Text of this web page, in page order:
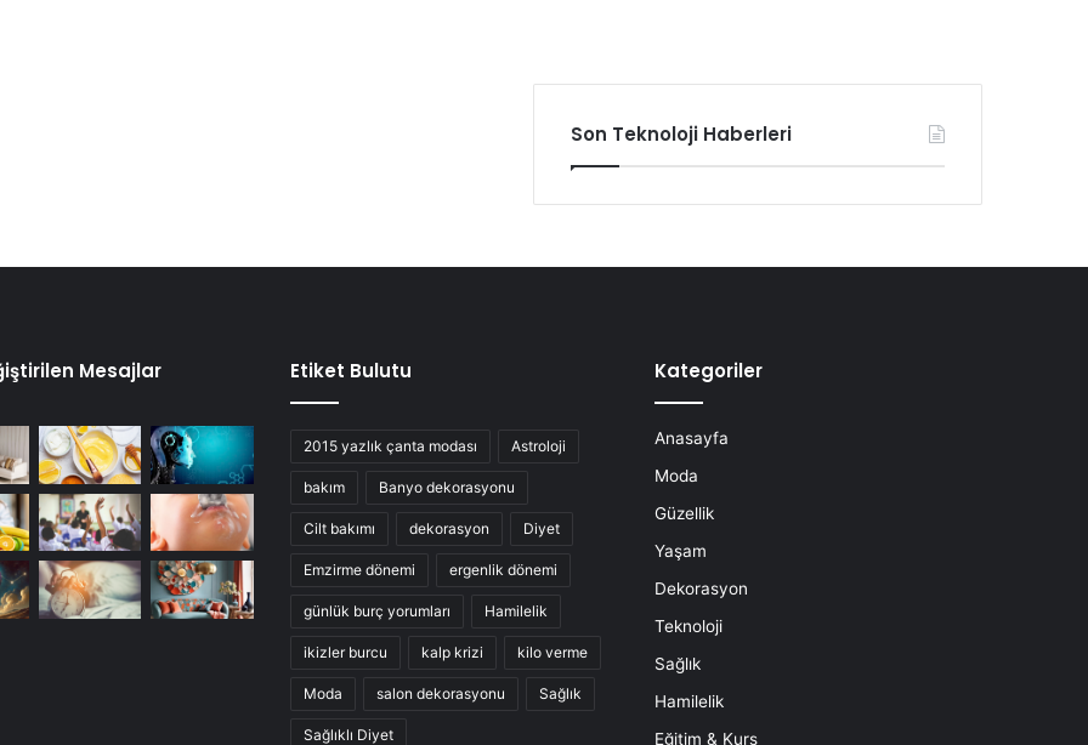
Son Teknoloji Haberleri
Mesajlar Etiket Bulutu
2015 yazlık çanta modası Astroloji
bakım Banyo dekorasyonu
Cilt bakımı dekorasyon Diyet
Emzirme dönemi ergenlik dönemi
günlük burç yorumları Hamilelik
ikizler burcu kalp krizi kilo verme
Moda salon dekorasyonu Sağlık
Sağlıklı Diyet
Kategoriler
Anasayfa
Moda
Güzellik
Yaşam
Dekorasyon
Teknoloji
Sağlık
Hamilelik
Eğitim & Kurs